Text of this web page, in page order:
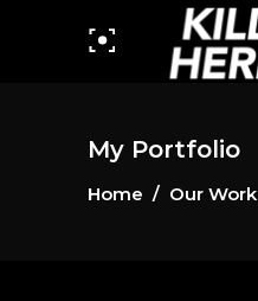
My Portfolio
Home / Our Work